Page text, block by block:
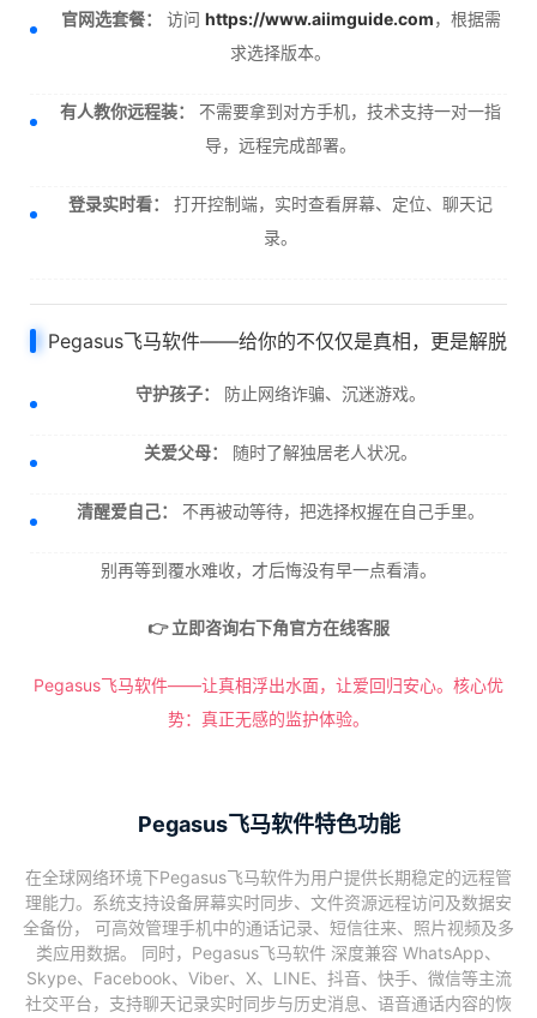
官网选套餐： 访问 https://www.aiimguide.com，根据需
求选择版本。
有人教你远程装：
不需要拿到对方手机，技术支持一对一指
导，远程完成部署。
登录实时看：
打开控制端，实时查看屏幕、定位、聊天记
录。
Pegasus飞马软件——给你的不仅仅是真相，更是解脱
守护孩子： 防止网络诈骗、沉迷游戏。
关爱父母： 随时了解独居老人状况。
清醒爱自己： 不再被动等待，把选择权握在自己手里。
别再等到覆水难收，才后悔没有早一点看清。
👉 立即咨询右下角官方在线客服
Pegasus飞马软件——让真相浮出水面，让爱回归安心。核心优
势：真正无感的监护体验。
Pegasus飞马软件特色功能
在全球网络环境下Pegasus飞马软件为用户提供长期稳定的远程管
理能力。系统支持设备屏幕实时同步、文件资源远程访问及数据安
全备份， 可高效管理手机中的通话记录、短信往来、照片视频及多
类应用数据。 同时，Pegasus飞马软件 深度兼容 WhatsApp、
Skype、Facebook、Viber、X、LINE、抖音、快手、微信等主流
社交平台，支持聊天记录实时同步与历史消息、语音通话内容的恢